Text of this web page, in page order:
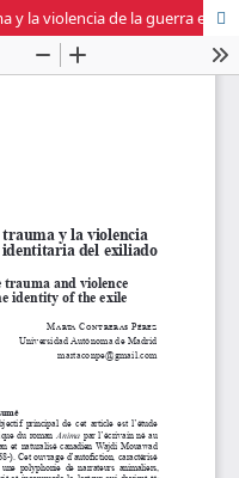
Anima de Wajdi Mouawad: El trauma y la violencia de la guerra en la construcción identitaria del exiliado